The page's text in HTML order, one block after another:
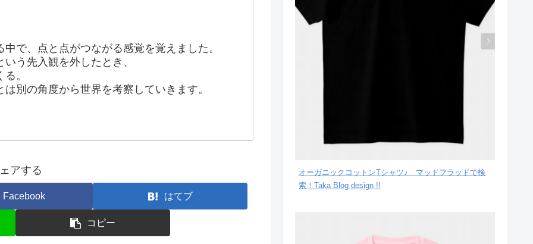
で、点と点がつながる感覚を覚えました。
う先入観を外したとき、
。
別の角度から世界を考察していきます。
アする
Facebook はてブ
コピー
オーガニックコットンTシャツ♪ マッドフラッドで検
索！Taka Blog design !!